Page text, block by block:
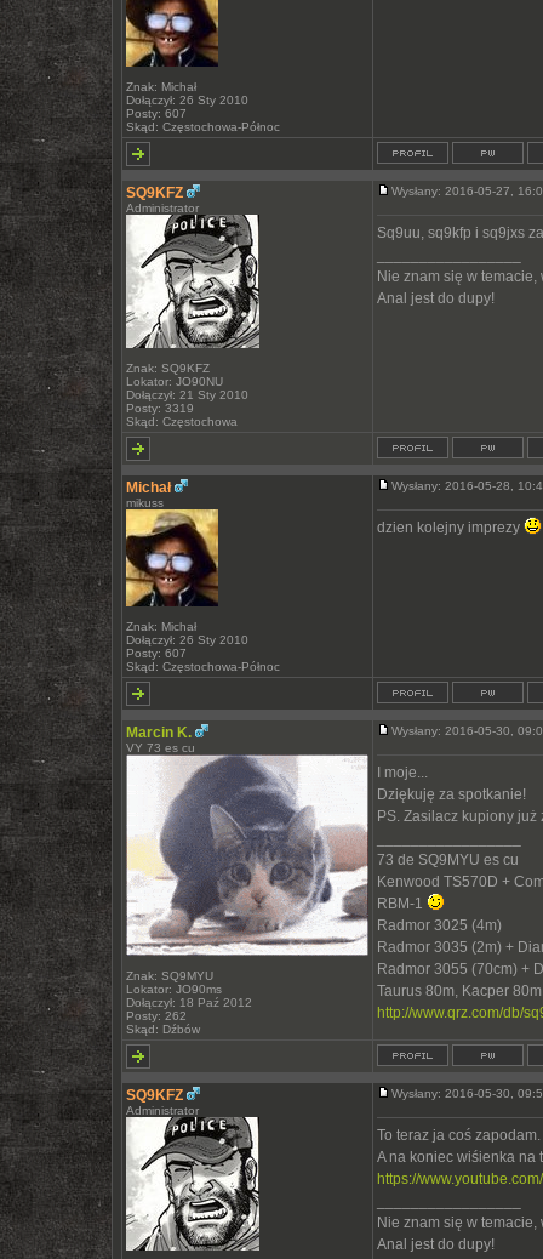
Znak: Michał
Dołączył: 26 Sty 2010
Posty: 607
Skąd: Częstochowa-Północ
SQ9KFZ
Administrator
Znak: SQ9KFZ
Lokator: JO90NU
Dołączył: 21 Sty 2010
Posty: 3319
Skąd: Częstochowa
Wysłany: 2016-05-27,
Sq9uu, sq9kfp i sq9jxs
Nie znam się w
Anal jest do dupy!
Michał
mikuss
Znak: Michał
Dołączył: 26 Sty 2010
Posty: 607
Skąd: Częstochowa-Północ
Wysłany: 2016-05-28,
dzien kolejny imprezy
Marcin K.
VY 73 es cu
Znak: SQ9MYU
Lokator: JO90ms
Dołączył: 18 Paź 2012
Posty: 262
Skąd: Dźbów
Wysłany: 2016-05-30,
I moje...
Dziękuję za spotkanie!
PS. Zasilacz kupiony
73 de SQ9MYU es cu
Kenwood TS570D +
RBM-1
Radmor 3025 (4m)
Radmor 3035 (2m) +
Radmor 3055 (70cm) +
Taurus 80m, Kacper
http://www.qrz.com/db/
SQ9KFZ
Administrator
Wysłany: 2016-05-30,
To teraz ja coś zapodam.
A na koniec wiśienka na
https://
Nie znam się w
Anal jest do dupy!